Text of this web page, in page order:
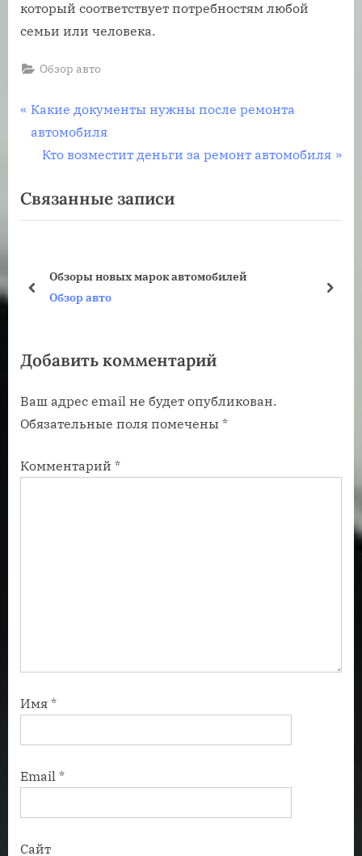
который соответствует потребностям любой
семьи или человека.
Обзор авто
Навигация
по
П
р
ы
д
а
а
и
с
:
Какие документы нужны после ремонта
автомобиля
С
е
д
з
п
и
ь
Кто возместит деньги за ремонт автомобиля
Связанные записи
Обзоры новых марок автомобилей
Обзор авто
пред
Добавить комментарий
Ваш адрес email не будет опубликован.
Обязательные поля помечены *
Комментарий *
Имя *
Email *
Сайт